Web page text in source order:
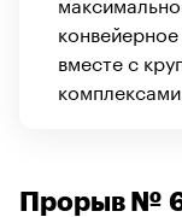
вместе с
Прорыв №